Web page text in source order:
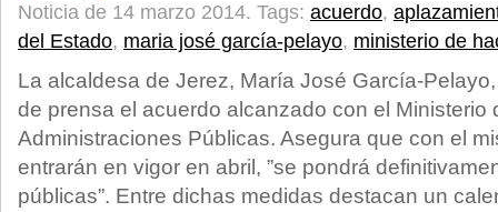
Noticia de 14 marzo 2014. Tags: acuerdo,
del Estado, maria josé garcía-pelayo, ministerio de
La alcaldesa de Jerez, María José García-
de prensa el acuerdo alcanzado con el Ministerio
Administraciones Públicas. Asegura que con el
entrarán en vigor en abril, ”se pondrá
públicas”. Entre dichas medidas destacan un